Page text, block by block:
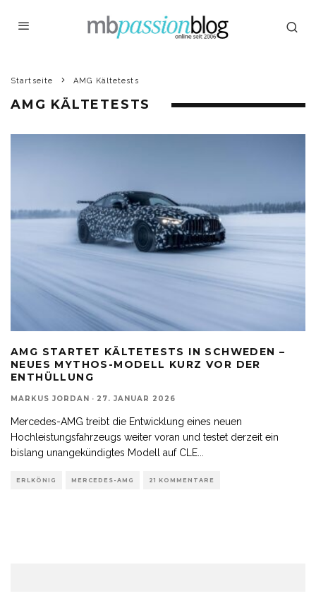
Startseite AMG Kältetests
AMG KÄLTETESTS
AMG STARTET KÄLTETESTS IN SCHWEDEN –
NEUES MYTHOS-MODELL KURZ VOR DER
ENTHÜLLUNG
MARKUS JORDAN · 27. JANUAR 2026
Mercedes-AMG treibt die Entwicklung eines neuen
Hochleistungsfahrzeugs weiter voran und testet derzeit ein
bislang unangekündigtes Modell auf CLE
ERLKÖNIG MERCEDES-AMG 21 KOMMENTARE